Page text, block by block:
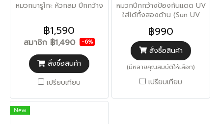
หมวกมารูโกะ หัวกลม ปีกกว้าง
฿1,590
สมาชิก ฿1,490 -6%
สั่งซื้อสินค้า
เปรียบเทียบ
หมวกปีกกว้างป้องกันแดด UV
ใส่ได้ทั้งสองด้าน (Sun UV
Protection)
฿990
สั่งซื้อสินค้า
(มีหลายคุณสมบัติให้เลือก)
เปรียบเทียบ
New